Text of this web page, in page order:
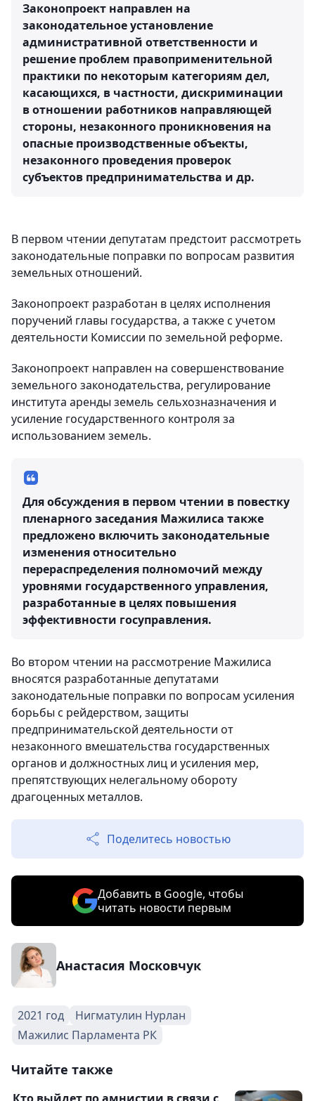
Законопроект направлен на
законодательное установление
административной ответственности и
решение проблем правоприменительной
практики по некоторым категориям дел,
касающихся, в частности, дискриминации
в отношении работников направляющей
стороны, незаконного проникновения на
опасные производственные объекты,
незаконного проведения проверок
субъектов предпринимательства и др.
В первом чтении депутатам предстоит рассмотреть
законодательные поправки по вопросам развития
земельных отношений.
Законопроект разработан в целях исполнения
поручений главы государства, а также с учетом
деятельности Комиссии по земельной реформе.
Законопроект направлен на совершенствование
земельного законодательства, регулирование
института аренды земель сельхозназначения и
усиление государственного контроля за
использованием земель.
Для обсуждения в первом чтении в повестку
пленарного заседания Мажилиса также
предложено включить законодательные
изменения относительно
перераспределения полномочий между
уровнями государственного управления,
разработанные в целях повышения
эффективности госуправления.
Во втором чтении на рассмотрение Мажилиса
вносятся разработанные депутатами
законодательные поправки по вопросам усиления
борьбы с рейдерством, защиты
предпринимательской деятельности от
незаконного вмешательства государственных
органов и должностных лиц и усиления мер,
препятствующих нелегальному обороту
драгоценных металлов.
Поделитесь новостью
Добавить в Google, чтобы
читать новости первым
Анастасия Московчук
2021 год
Нигматулин Нурлан
Мажилис Парламента РК
Читайте также